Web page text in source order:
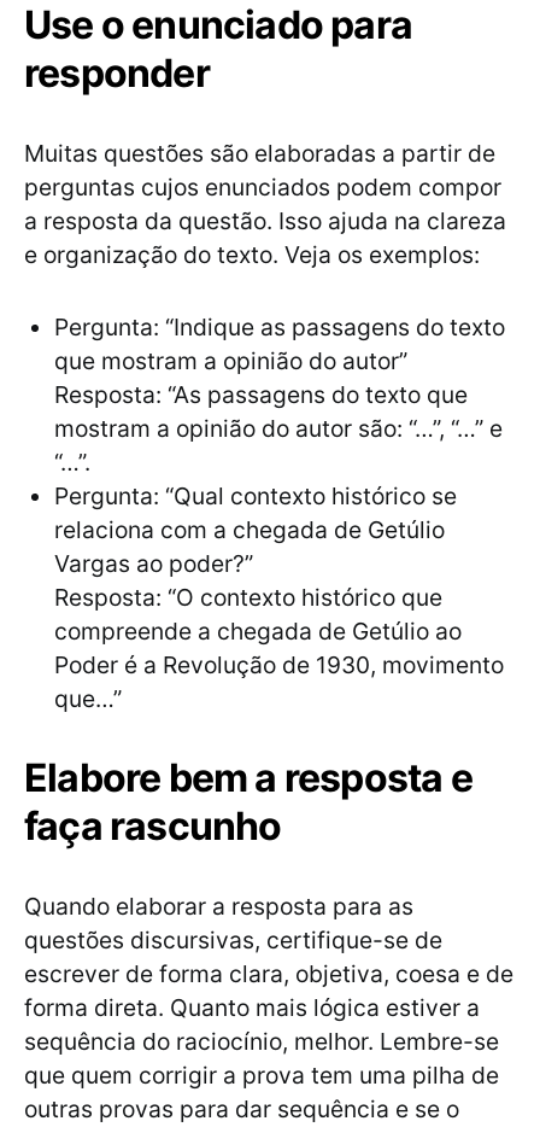
Use o enunciado para
responder
Muitas questões são elaboradas a partir de
perguntas cujos enunciados podem compor
a resposta da questão. Isso ajuda na clareza
e organização do texto. Veja os exemplos:
Pergunta: “Indique as passagens do texto
que mostram a opinião do autor”
Resposta: “As passagens do texto que
mostram a opinião do autor são: “…”, “…” e
“…”.
Pergunta: “Qual contexto histórico se
relaciona com a chegada de Getúlio
Vargas ao poder?”
Resposta: “O contexto histórico que
compreende a chegada de Getúlio ao
Poder é a Revolução de 1930, movimento
que…”
Elabore bem a resposta e
faça rascunho
Quando elaborar a resposta para as
questões discursivas, certifique-se de
escrever de forma clara, objetiva, coesa e de
forma direta. Quanto mais lógica estiver a
sequência do raciocínio, melhor. Lembre-se
que quem corrigir a prova tem uma pilha de
outras provas para dar sequência e se o